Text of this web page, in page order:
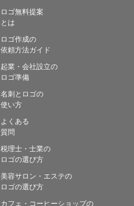
ロゴ無料提案
とは
ロゴ作成の
依頼方法ガイド
起業・会社設立の
ロゴ準備
名刺とロゴの
使い方
よくある
質問
税理士・士業の
ロゴの選び方
美容サロン・エステの
ロゴの選び方
カフェ・コーヒーショップの